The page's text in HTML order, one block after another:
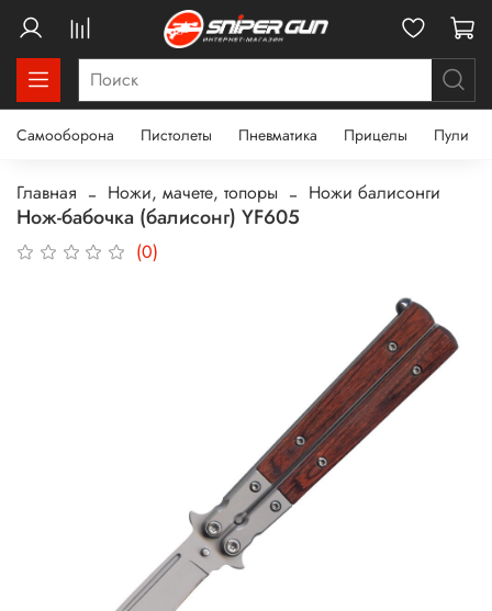
Самооборона Пистолеты Пневматика Прицелы Пули
Главная Ножи, мачете, топоры Ножи балисонги
Нож-бабочка (балисонг) YF605
(0)